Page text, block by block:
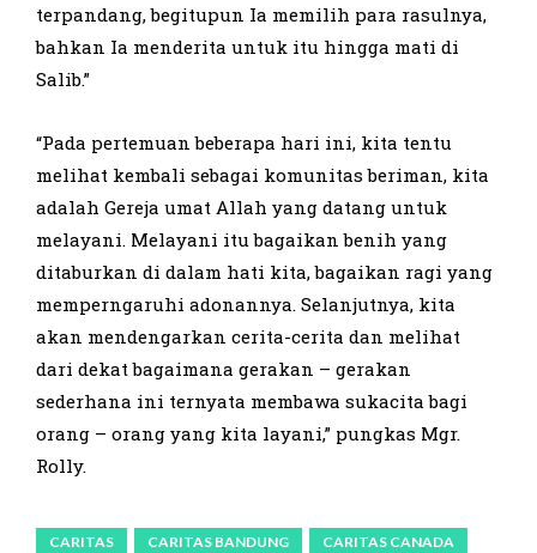
terpandang, begitupun Ia memilih para rasulnya,
bahkan Ia menderita untuk itu hingga mati di
Salib.”
“Pada pertemuan beberapa hari ini, kita tentu
melihat kembali sebagai komunitas beriman, kita
adalah Gereja umat Allah yang datang untuk
melayani. Melayani itu bagaikan benih yang
ditaburkan di dalam hati kita, bagaikan ragi yang
memperngaruhi adonannya. Selanjutnya, kita
akan mendengarkan cerita-cerita dan melihat
dari dekat bagaimana gerakan – gerakan
sederhana ini ternyata membawa sukacita bagi
orang – orang yang kita layani,” pungkas Mgr.
Rolly.
CARITAS CARITAS BANDUNG CARITAS CANADA